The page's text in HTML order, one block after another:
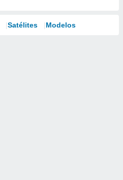
Satélites Modelos